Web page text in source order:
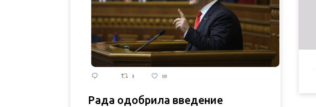
Рада одобрила введение